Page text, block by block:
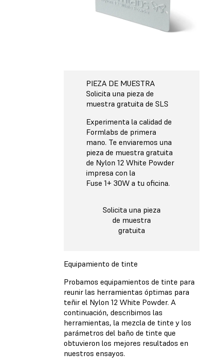
PIEZA DE MUESTRA
Solicita una pieza de
muestra gratuita de SLS
Experimenta la calidad de
Formlabs de primera
mano. Te enviaremos una
pieza de muestra gratuita
de Nylon 12 White Powder
impresa con la
Fuse 1+ 30W a tu oficina.
Solicita una pieza
de muestra
gratuita
Equipamiento de tinte
Probamos equipamientos de tinte para
reunir las herramientas óptimas para
teñir el Nylon 12 White Powder. A
continuación, describimos las
herramientas, la mezcla de tinte y los
parámetros del baño de tinte que
obtuvieron los mejores resultados en
nuestros ensayos.